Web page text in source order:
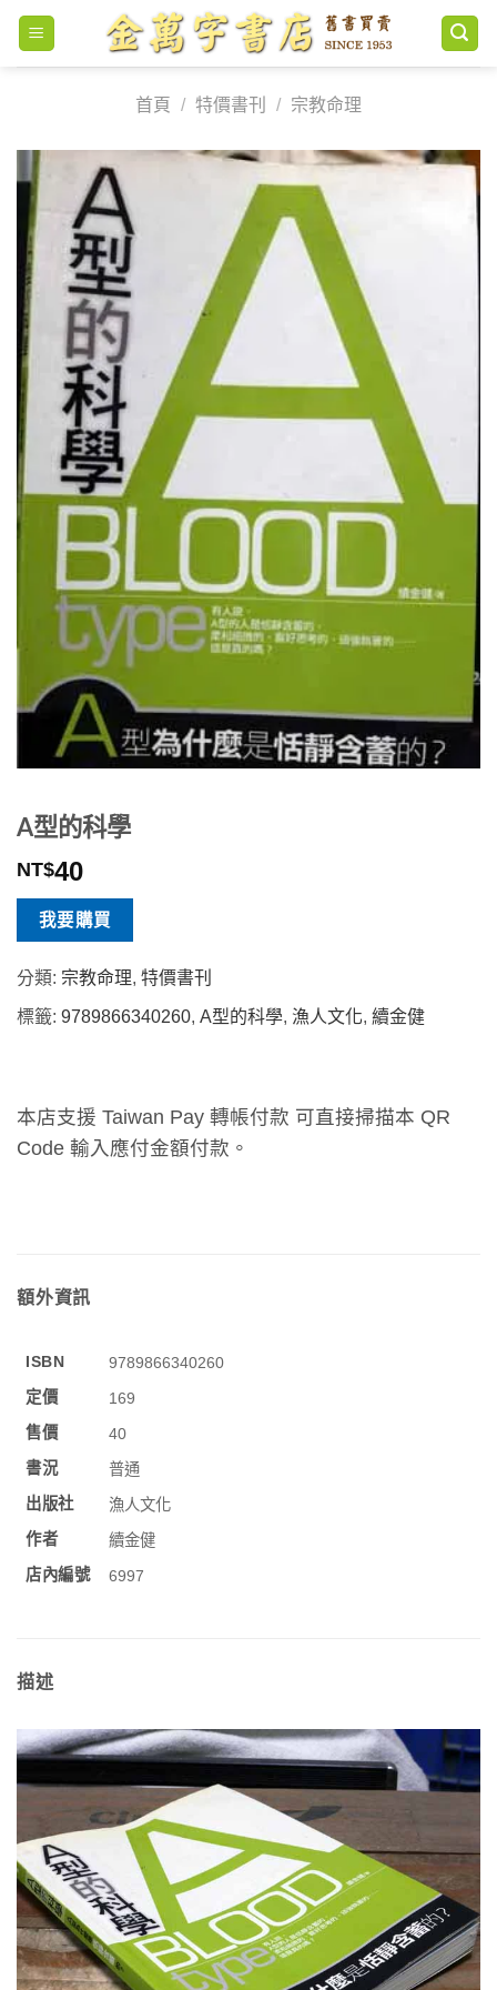
Skip
content
首頁
/ 特價書刊 / 宗教命理
A型的科學
NT$40
我要購買
分類: 宗教命理, 特價書刊
標籤: 9789866340260, A型的科學, 漁人文化, 續金健
本店支援 Taiwan Pay 轉帳付款 可直接掃描本 QR
Code 輸入應付金額付款。
額外資訊
ISBN
9789866340260
定價
169
售價
40
書況
普通
出版社
漁人文化
作者
續金健
店內編號
6997
描述